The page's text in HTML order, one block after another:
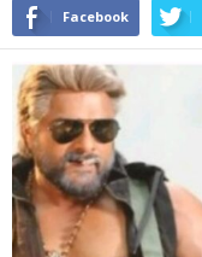
Facebook